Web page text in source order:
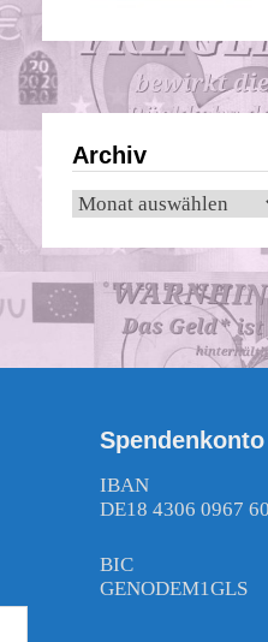
Archiv
Archiv
Spendenkonto
IBAN
DE18 4306 0967
BIC
GENODEM1GLS